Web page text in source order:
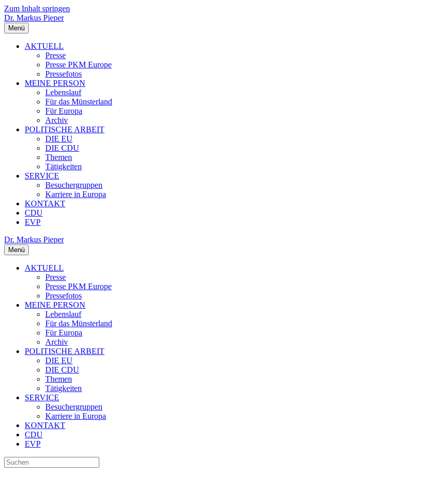
Zum Inhalt springen
Dr. Markus Pieper
Menü
AKTUELL
Presse
Presse PKM Europe
Pressefotos
MEINE PERSON
Lebenslauf
Für das Münsterland
Für Europa
Archiv
POLITISCHE ARBEIT
DIE EU
DIE CDU
Themen
Tätigkeiten
SERVICE
Besuchergruppen
Karriere in Europa
KONTAKT
CDU
EVP
Dr. Markus Pieper
Menü
AKTUELL
Presse
Presse PKM Europe
Pressefotos
MEINE PERSON
Lebenslauf
Für das Münsterland
Für Europa
Archiv
POLITISCHE ARBEIT
DIE EU
DIE CDU
Themen
Tätigkeiten
SERVICE
Besuchergruppen
Karriere in Europa
KONTAKT
CDU
EVP